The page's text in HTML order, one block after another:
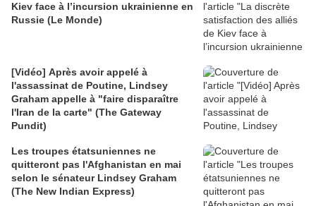
Kiev face à l’incursion ukrainienne en
Russie (Le Monde)
[Vidéo] Après avoir appelé à
l'assassinat de Poutine, Lindsey
Graham appelle à "faire disparaître
l'Iran de la carte" (The Gateway
Pundit)
Les troupes étatsuniennes ne
quitteront pas l'Afghanistan en mai
selon le sénateur Lindsey Graham
(The New Indian Express)